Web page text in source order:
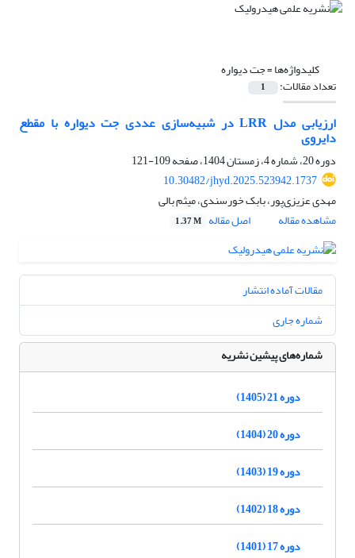
کلیدواژه‌ها =جت دیواره
تعداد مقالات: 1
ارزیابی مدل LRR در شبیه‌سازی عددی جت دیواره با مقطع
دایروی
دوره 20، شماره 4، زمستان 1404، صفحه
109-121
10.30482/jhyd.2025.523942.1737
مهدی عزیزی‌پور، بابک خورسندی، میثم بالی
مشاهده مقاله
اصل مقاله 1.37 M
مقالات آماده انتشار
شماره جاری
شماره‌های پیشین نشریه
دوره 21 (1405)
دوره 20 (1404)
دوره 19 (1403)
دوره 18 (1402)
دوره 17 (1401)